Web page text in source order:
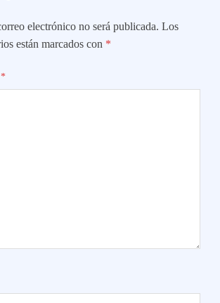
electrónico no será publicada. Los
están marcados con *
*